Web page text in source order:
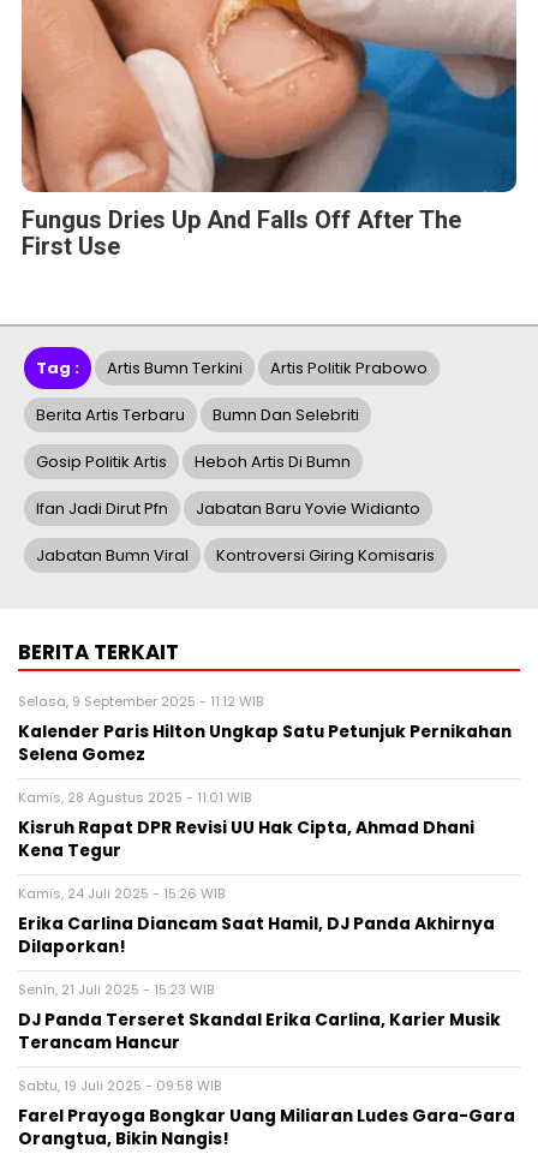
Fungus Dries Up And Falls Off After The
First Use
Tag : Artis Bumn Terkini Artis Politik Prabowo
Berita Artis Terbaru Bumn Dan Selebriti
Gosip Politik Artis Heboh Artis Di Bumn
Ifan Jadi Dirut Pfn Jabatan Baru Yovie Widianto
Jabatan Bumn Viral Kontroversi Giring Komisaris
BERITA TERKAIT
Selasa, 9 September 2025 - 11:12 WIB
Kalender Paris Hilton Ungkap Satu Petunjuk Pernikahan
Selena Gomez
Kamis, 28 Agustus 2025 - 11:01 WIB
Kisruh Rapat DPR Revisi UU Hak Cipta, Ahmad Dhani
Kena Tegur
Kamis, 24 Juli 2025 - 15:26 WIB
Erika Carlina Diancam Saat Hamil, DJ Panda Akhirnya
Dilaporkan!
Senin, 21 Juli 2025 - 15:23 WIB
DJ Panda Terseret Skandal Erika Carlina, Karier Musik
Terancam Hancur
Sabtu, 19 Juli 2025 - 09:58 WIB
Farel Prayoga Bongkar Uang Miliaran Ludes Gara-Gara
Orangtua, Bikin Nangis!